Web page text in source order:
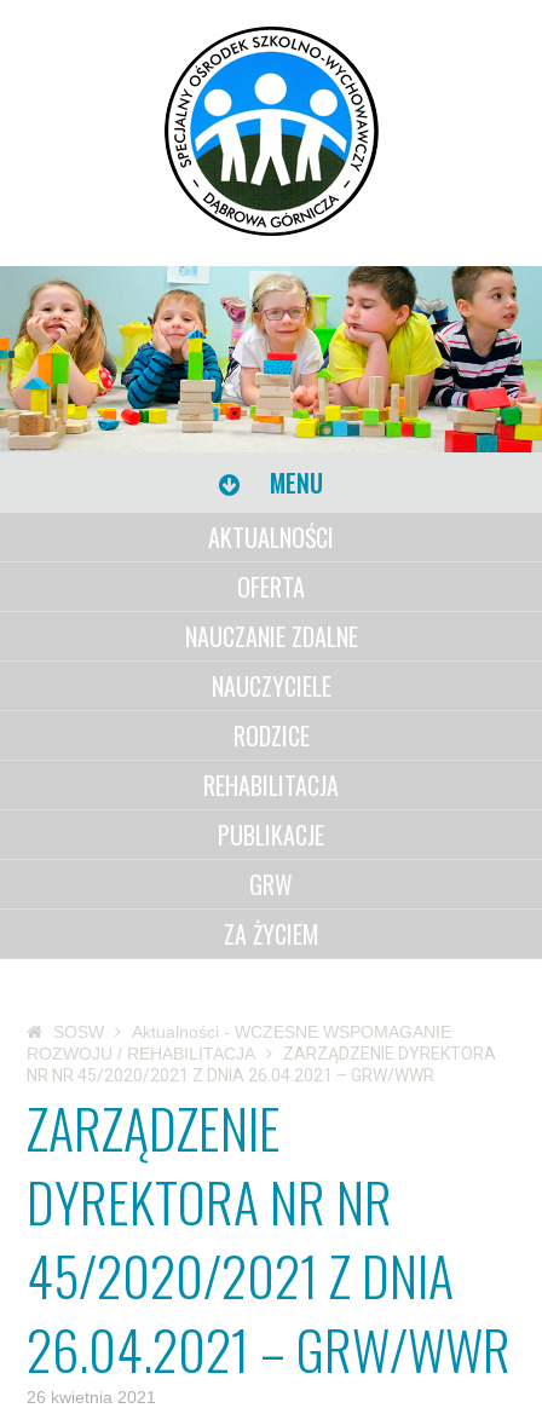
MENU
AKTUALNOŚCI
OFERTA
NAUCZANIE ZDALNE
NAUCZYCIELE
RODZICE
REHABILITACJA
PUBLIKACJE
GRW
ZA ŻYCIEM
SOSW
Aktualności - WCZESNE WSPOMAGANIE
ROZWOJU / REHABILITACJA
ZARZĄDZENIE DYREKTORA
NR NR 45/2020/2021 Z DNIA 26.04.2021 – GRW/WWR
ZARZĄDZENIE
DYREKTORA NR NR
45/2020/2021 Z DNIA
26.04.2021 – GRW/WWR
26 kwietnia 2021